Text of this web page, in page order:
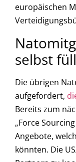
europäischen
selbst
Die übrigen
aufgefordert,
Bereits zum
„Force
Angebote,
könnten. Die